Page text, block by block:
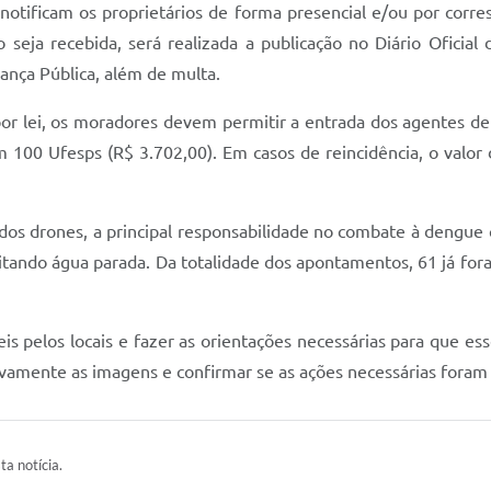
os proprietários de forma presencial e/ou por
seja recebida, será realizada a publicação no Diário
Pública, além de multa.
lei, os moradores devem permitir a entrada dos agentes de
Ufesps (R$ 3.702,00). Em casos de reincidência, o
drones, a principal responsabilidade no combate à
água parada. Da totalidade dos apontamentos, 61 já
pelos locais e fazer as orientações necessárias para que
as imagens e confirmar se as ações necessárias
notícia.